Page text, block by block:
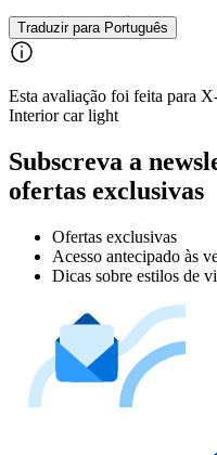
Traduzir para Português
Esta avaliação foi feita para
Interior car light
Subscreva a
ofertas exclusivas
Ofertas exclusivas
Acesso antecipado às
Dicas sobre estilos de